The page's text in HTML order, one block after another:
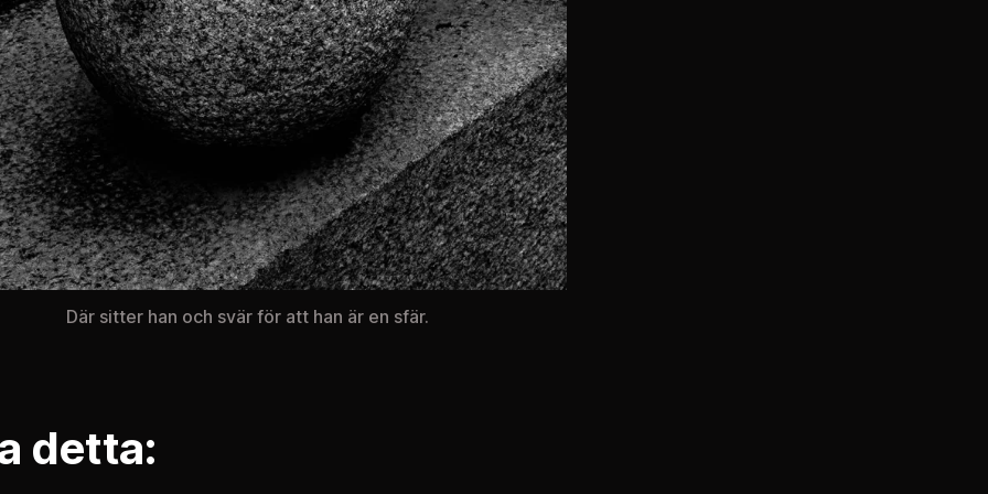
Där sitter han och svär för att han är en sfär.
detta: